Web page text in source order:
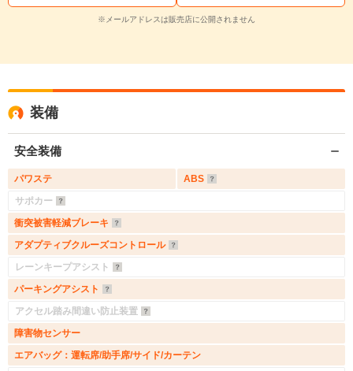
※メールアドレスは販売店に公開されません
装備
安全装備
パワステ
ABS
サポカー
衝突被害軽減ブレーキ
アダプティブクルーズコントロール
レーンキープアシスト
パーキングアシスト
アクセル踏み間違い防止装置
障害物センサー
エアバッグ：運転席/助手席/サイド/カーテン